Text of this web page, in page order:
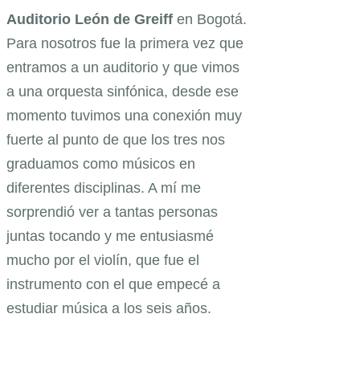
Auditorio León de Greiff en Bogotá.
Para nosotros fue la primera vez que
entramos a un auditorio y que vimos
a una orquesta sinfónica, desde ese
momento tuvimos una conexión muy
fuerte al punto de que los tres nos
graduamos como músicos en
diferentes disciplinas. A mí me
sorprendió ver a tantas personas
juntas tocando y me entusiasmé
mucho por el violín, que fue el
instrumento con el que empecé a
estudiar música a los seis años.